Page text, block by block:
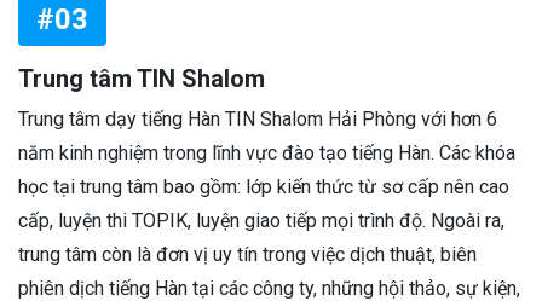
#03
Trung tâm TIN Shalom
Trung tâm dạy tiếng Hàn TIN Shalom Hải Phòng với hơn 6
năm kinh nghiệm trong lĩnh vực đào tạo tiếng Hàn. Các khóa
học tại trung tâm bao gồm: lớp kiến thức từ sơ cấp nên cao
cấp, luyện thi TOPIK, luyện giao tiếp mọi trình độ. Ngoài ra,
trung tâm còn là đơn vị uy tín trong việc dịch thuật, biên
phiên dịch tiếng Hàn tại các công ty, những hội thảo, sự kiện,